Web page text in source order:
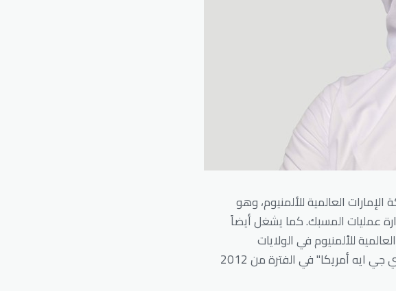
العالمية للألمنيوم، وهو
عمليات المسبك. كما يشغل أيضاً
للألمنيوم في الولايات
المتحدة.وشغل السيد أبو بكر منصب المدير والرئيس التنفيذي لشركة " إي جي ايه أمريكا" في الفترة من 2012